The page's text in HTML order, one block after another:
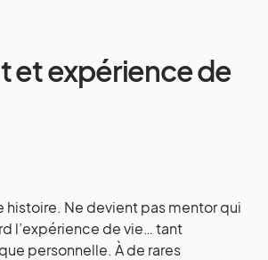
et expérience de
histoire. Ne devient pas mentor qui
l’expérience de vie… tant
personnelle. À de rares